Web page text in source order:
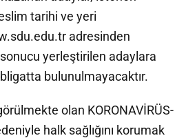
tarihi ve yeri
adresinden
yerleştirilen adaylara
bulunulmayacaktır.
olan KORONAVİRÜS-
halk sağlığını korumak